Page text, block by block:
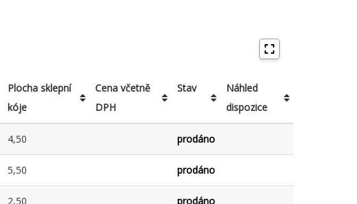
Plocha sklepní
kóje
Cena včetně
DPH
Stav
Náhled
dispozice
Plocha sklepní
kóje
DPH
Stav
dispozice
4,50 prodáno
5,50 prodáno
2,50 prodáno